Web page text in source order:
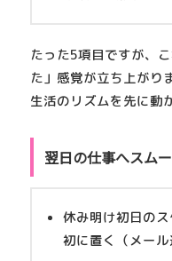
たった5項目ですが、
た」感覚が立ち上がり
生活のリズムを先に動
翌日の仕事へスム
休み明け初日の
初に置く （メー